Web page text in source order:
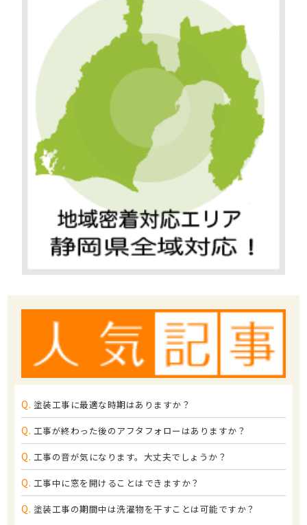
Q. 塗装工事に最適な時期はありますか？
Q. 工事が終わった後のアフタフォローはありますか？
Q. 工事の音が気になります。大丈夫でしょうか？
Q. 工事中に窓を開けることはできますか？
Q. 塗装工事の期間中は洗濯物を干すことは可能ですか？